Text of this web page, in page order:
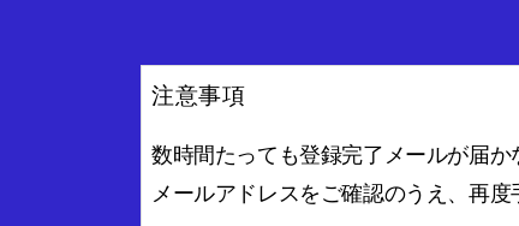
注意事項
数時間たっても登録完了メールが届か
メールアドレスをご確認のうえ、再度